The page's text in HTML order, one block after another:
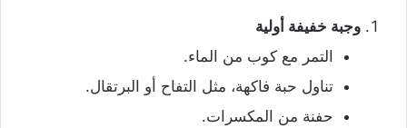
وجبة خفيفة أولية
التمر مع كوب من الماء.
تناول حبة فاكهة، مثل التفاح أو البرتقال.
حفنة من المكسرات.